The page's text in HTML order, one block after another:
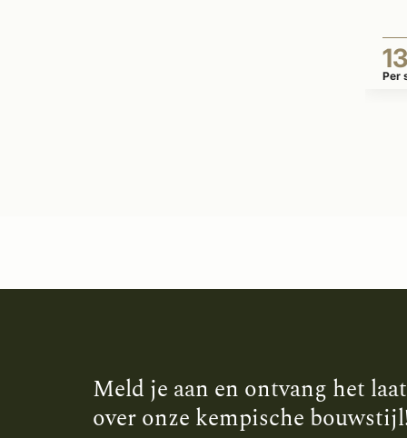
Per
Meld je aan en ontvang het
over onze kempische